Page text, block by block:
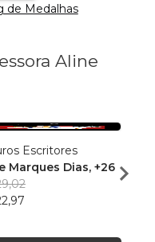
de Medalhas
Aline
Escritores
Marques Dias, +26 Ana
R$